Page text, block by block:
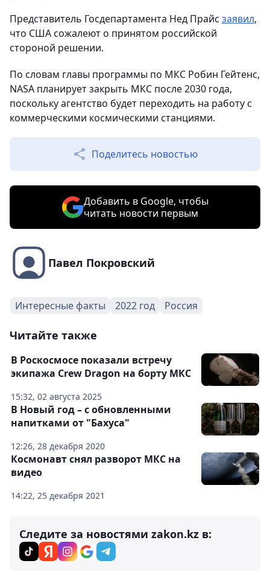
Представитель Госдепартамента Нед Прайс заявил,
что США сожалеют о принятом российской
стороной решении.
По словам главы программы по МКС Робин Гейтенс,
NASA планирует закрыть МКС после 2030 года,
поскольку агентство будет переходить на работу с
коммерческими космическими станциями.
Поделитесь новостью
Добавить в Google, чтобы
читать новости первым
Павел Покровский
Интересные факты 2022 год Россия
Читайте также
15:32, 02 августа 2025
В Роскосмосе показали встречу
экипажа Crew Dragon на борту МКС
12:26, 28 декабря 2020
В Новый год – с обновленными
напитками от "Бахуса"
14:22, 25 декабря 2021
Космонавт снял разворот МКС на
видео
Следите за новостями zakon.kz в: